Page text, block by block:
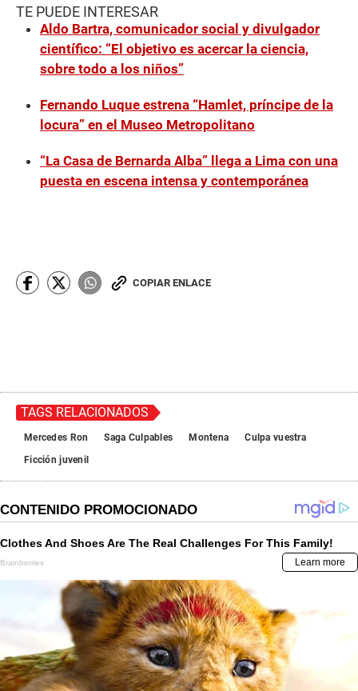
TE PUEDE INTERESAR
Aldo Bartra, comunicador social y divulgador
científico: “El objetivo es acercar la ciencia,
sobre todo a los niños”
Fernando Luque estrena “Hamlet, príncipe de la
locura” en el Museo Metropolitano
“La Casa de Bernarda Alba” llega a Lima con una
puesta en escena intensa y contemporánea
COPIAR ENLACE
TAGS RELACIONADOS
Mercedes Ron Saga Culpables Montena
Culpa vuestra
Ficción juvenil